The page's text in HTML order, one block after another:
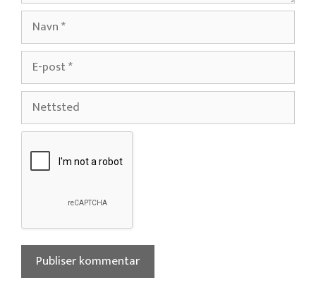
Navn
post
Nettsted